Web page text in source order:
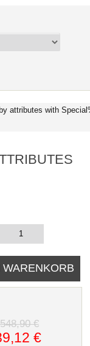
attributes with
548,90 €
€